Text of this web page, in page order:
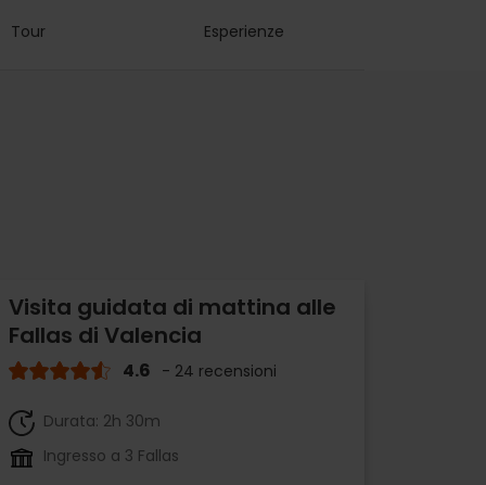
Tour Esperienze
Visita guidata di mattina alle
Fallas di Valencia
4.6 - 24 recensioni
Durata: 2h 30m
Ingresso a 3 Fallas